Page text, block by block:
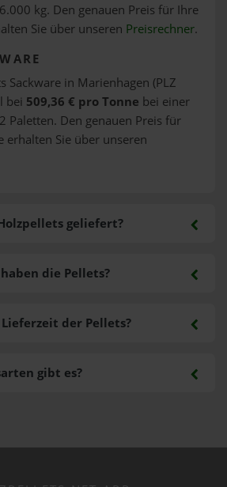
kg. Den genauen Preis für Ihre
Sie über unseren Preisrechner.
Sackware in Marienhagen (PLZ
bei 509,36 € pro Tonne bei einer
Paletten. Den genauen Preis für
erhalten Sie über unseren
geliefert?
gibt es?
die Pellets?
der Pellets?